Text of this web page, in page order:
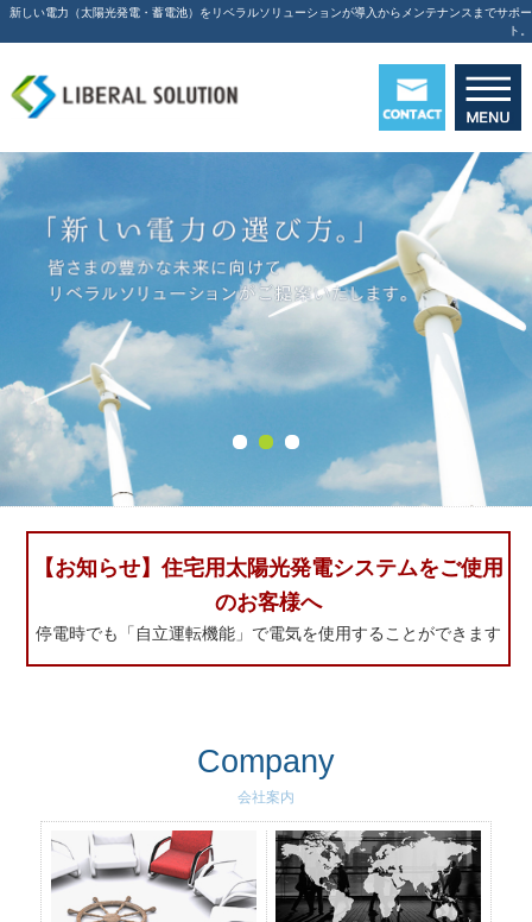
新しい電力（太陽光発電・蓄電池）をリベラルソリューションが導入からメンテナンスまでサポー
ト。
【お知らせ】住宅用太陽光発電システムをご使用
のお客様へ
停電時でも「自立運転機能」で電気を使用することができます
Company
会社案内